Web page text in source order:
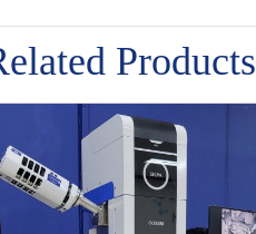
Products